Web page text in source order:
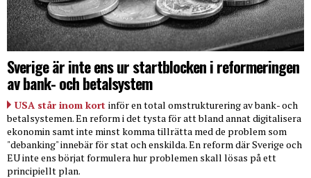
Sverige är inte ens ur startblocken i reformeringen
av bank- och betalsystem
USA står inom kort inför en total omstrukturering av bank- och
betalsystemen. En reform i det tysta för att bland annat digitalisera
ekonomin samt inte minst komma tillrätta med de problem som
"debanking" innebär för stat och enskilda. En reform där Sverige och
EU inte ens börjat formulera hur problemen skall lösas på ett
principiellt plan.